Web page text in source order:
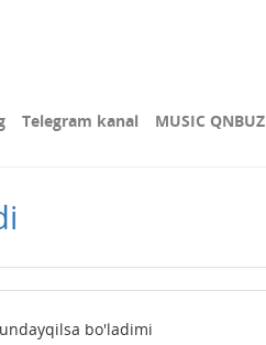
Telegram kanal MUSIC QNBUZ
bo'ladimi